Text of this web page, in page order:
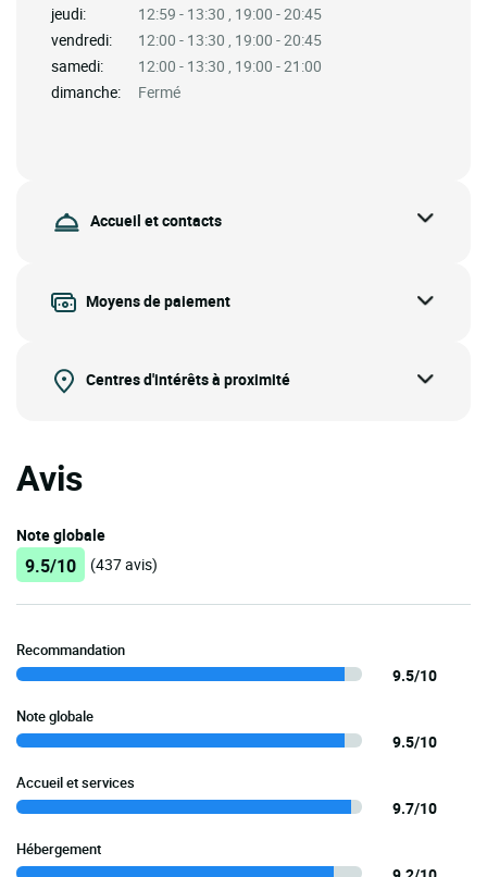
jeudi:
12:59 - 13:30 , 19:00 - 20:45
vendredi:
12:00 - 13:30 , 19:00 - 20:45
samedi:
12:00 - 13:30 , 19:00 - 21:00
dimanche:
Fermé
Accueil et contacts
Moyens de paiement
Centres d'intérêts à proximité
Avis
Note globale
9.5/10 (437 avis)
Recommandation
9.5/10
Note globale
9.5/10
Accueil et services
9.7/10
Hébergement